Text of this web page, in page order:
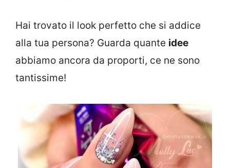
Hai trovato il look perfetto che si addice
alla tua persona? Guarda quante idee
abbiamo ancora da proporti, ce ne sono
tantissime!